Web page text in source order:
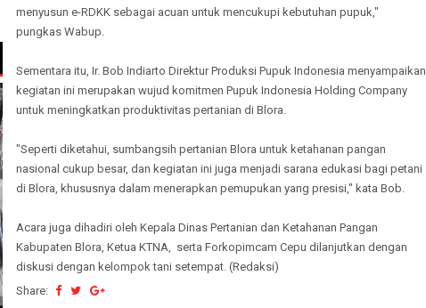
menyusun e-RDKK sebagai acuan untuk mencukupi kebutuhan pupuk,"
pungkas Wabup.
Sementara itu, Ir. Bob Indiarto Direktur Produksi Pupuk Indonesia menyampaikan
kegiatan ini merupakan wujud komitmen Pupuk Indonesia Holding Company
untuk meningkatkan produktivitas pertanian di Blora.
"Seperti diketahui, sumbangsih pertanian Blora untuk ketahanan pangan
nasional cukup besar, dan kegiatan ini juga menjadi sarana edukasi bagi petani
di Blora, khususnya dalam menerapkan pemupukan yang presisi," kata Bob.
Acara juga dihadiri oleh Kepala Dinas Pertanian dan Ketahanan Pangan
Kabupaten Blora, Ketua KTNA, serta Forkopimcam Cepu dilanjutkan dengan
diskusi dengan kelompok tani setempat. (Redaksi)
Share: